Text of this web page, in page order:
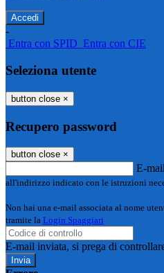
-
Entra con SPID Entra con CIE
Seleziona utente
button close ×
Recupero password
button close ×
E-mail
all'indirizzo indicato con le istruzioni
Non hai una e-mail associata al nome
tramite la Login Spaggiari
E-mail inviata, si prega di